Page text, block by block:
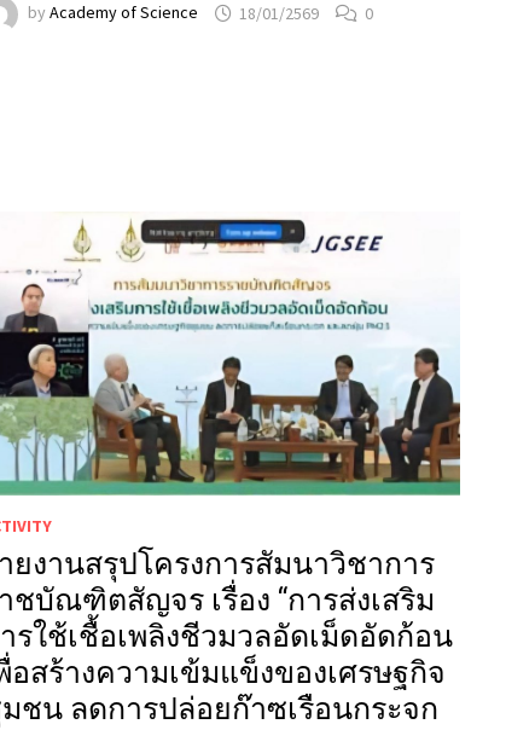
by Academy of Science 18/01/2569 0
ยงานสรุปโครงการสัมนาวิชาการ
ชบัณฑิตสัญจร เรื่อง “การส่งเสริม
รใช้เชื้อเพลิงชีวมวลอัดเม็ดอัดก้อน
อสร้างความเข้มแข็งของเศรษฐกิจ
ชน ลดการปล่อยก๊าซเรือนกระจก